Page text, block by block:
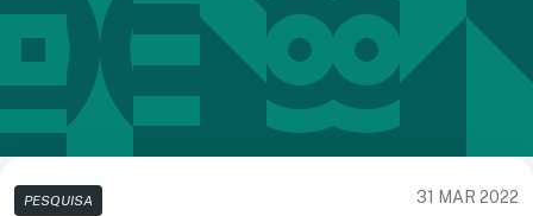
PESQUISA 31 MAR 2022